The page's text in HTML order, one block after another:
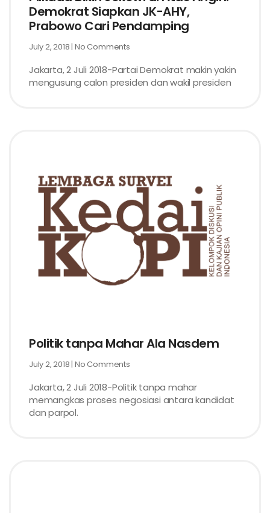
Demokrat Siapkan JK-AHY,
Prabowo Cari Pendamping
July 2, 2018 No Comments
Jakarta, 2 Juli 2018-Partai Demokrat makin yakin
mengusung calon presiden dan wakil presiden
Politik tanpa Mahar Ala Nasdem
July 2, 2018 No Comments
Jakarta, 2 Juli 2018-Politik tanpa mahar
memangkas proses negosiasi antara kandidat
dan parpol.